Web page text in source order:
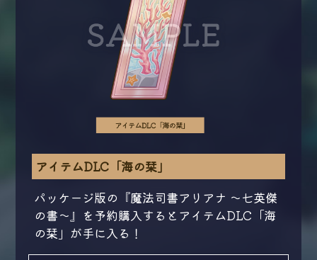
アイテムDLC「海の栞」
パッケージ版の『魔法司書アリアナ ～七英傑
の書～』を予約購入するとアイテムDLC「海
の栞」が手に入る！